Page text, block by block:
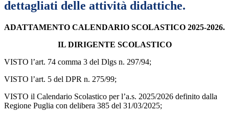
dettagliati delle attività didattiche.
ADATTAMENTO CALENDARIO SCOLASTICO 2025-2026.
IL DIRIGENTE SCOLASTICO
VISTO l’art. 74 comma 3 del Dlgs n. 297/94;
VISTO l’art. 5 del DPR n. 275/99;
VISTO il Calendario Scolastico per l’a.s. 2025/2026 definito dalla
Regione Puglia con delibera 385 del 31/03/2025;